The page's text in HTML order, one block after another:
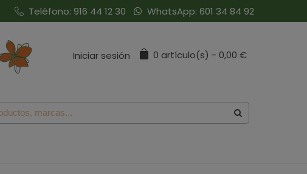
Teléfono: 916 44 12 30 WhatsApp: 601 34 84 92
Iniciar sesión 0 artículo(s) - 0,00 €